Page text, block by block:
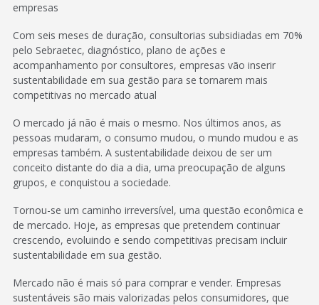
empresas
Com seis meses de duração, consultorias subsidiadas em 70%
pelo Sebraetec, diagnóstico, plano de ações e
acompanhamento por consultores, empresas vão inserir
sustentabilidade em sua gestão para se tornarem mais
competitivas no mercado atual
O mercado já não é mais o mesmo. Nos últimos anos, as
pessoas mudaram, o consumo mudou, o mundo mudou e as
empresas também. A sustentabilidade deixou de ser um
conceito distante do dia a dia, uma preocupação de alguns
grupos, e conquistou a sociedade.
Tornou-se um caminho irreversível, uma questão econômica e
de mercado. Hoje, as empresas que pretendem continuar
crescendo, evoluindo e sendo competitivas precisam incluir
sustentabilidade em sua gestão.
Mercado não é mais só para comprar e vender. Empresas
sustentáveis são mais valorizadas pelos consumidores, que